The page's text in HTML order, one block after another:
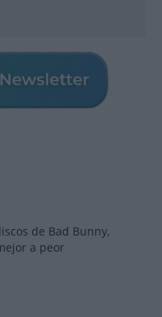
de Bad Bunny,
a peor